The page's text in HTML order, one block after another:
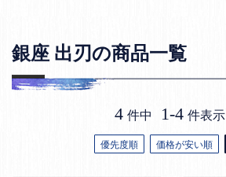
銀座 出刃の商品一覧
優先度順 価格が安い順
4 件中 1-4 件表示